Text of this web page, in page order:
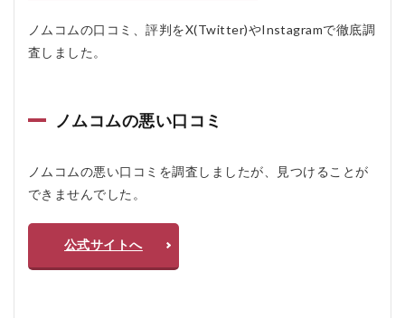
ノムコムの口コミ、評判をX(Twitter)やInstagramで徹底調
査しました。
ノムコムの悪い口コミ
ノムコムの悪い口コミを調査しましたが、見つけることが
できませんでした。
公式サイトへ